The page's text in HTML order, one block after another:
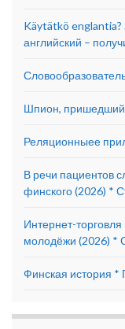
Käytätkö
английский –
Шпион, пришедший
Реляционныее
В речи пациентов
финского (2026) *
Интернет-торговля
молодёжи (2026) *
Финская история *